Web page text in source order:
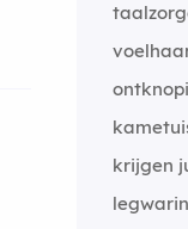
krijgen